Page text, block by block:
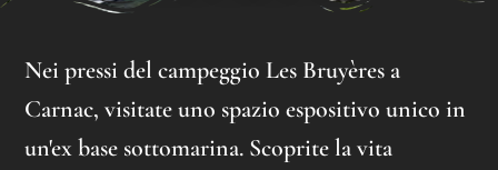
Nei pressi del campeggio Les Bruyères a
Carnac, visitate uno spazio espositivo unico in
un'ex base sottomarina. Scoprite la vita